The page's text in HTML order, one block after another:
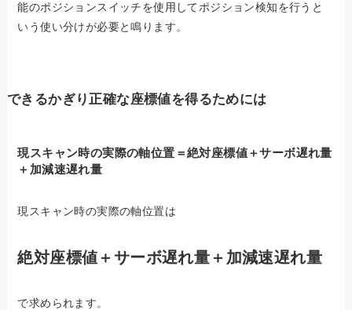
能のポジションスイッチを使用してポジション検知を行うと
いう使い分けが必要と鳴ります。
できるかぎり正確な座標値を得るためには
現スキャン時の実際の軸位置＝絶対座標値＋サーボ遅れ量
＋加減速遅れ量
現スキャン時の実際の軸位置は
絶対座標値＋サーボ遅れ量＋加減速遅れ量
で求められます。